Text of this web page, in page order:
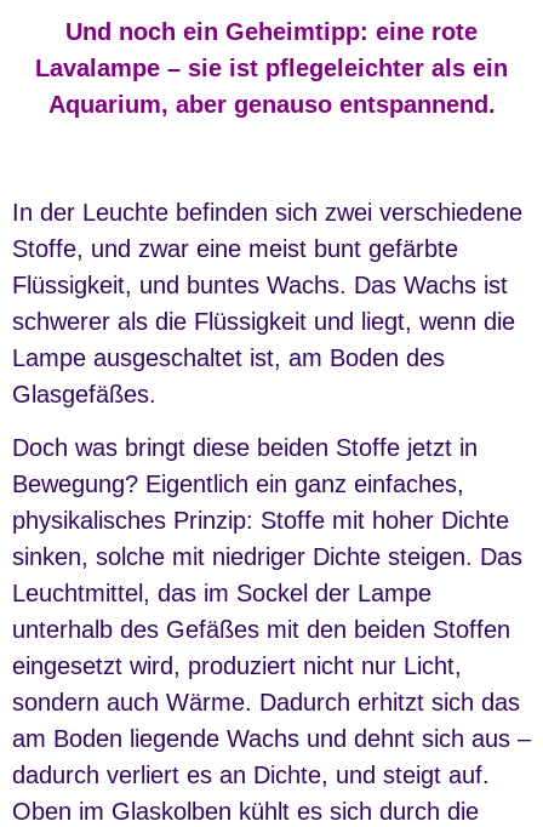
Und noch ein Geheimtipp: eine rote
Lavalampe – sie ist pflegeleichter als ein
Aquarium, aber genauso entspannend.
In der Leuchte befinden sich zwei verschiedene
Stoffe, und zwar eine meist bunt gefärbte
Flüssigkeit, und buntes Wachs. Das Wachs ist
schwerer als die Flüssigkeit und liegt, wenn die
Lampe ausgeschaltet ist, am Boden des
Glasgefäßes.
Doch was bringt diese beiden Stoffe jetzt in
Bewegung? Eigentlich ein ganz einfaches,
physikalisches Prinzip: Stoffe mit hoher Dichte
sinken, solche mit niedriger Dichte steigen. Das
Leuchtmittel, das im Sockel der Lampe
unterhalb des Gefäßes mit den beiden Stoffen
eingesetzt wird, produziert nicht nur Licht,
sondern auch Wärme. Dadurch erhitzt sich das
am Boden liegende Wachs und dehnt sich aus –
dadurch verliert es an Dichte, und steigt auf.
Oben im Glaskolben kühlt es sich durch die